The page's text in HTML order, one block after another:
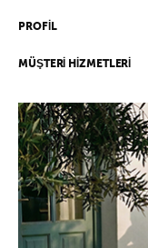
PROFİL
MÜŞTERİ HİZMETLERİ